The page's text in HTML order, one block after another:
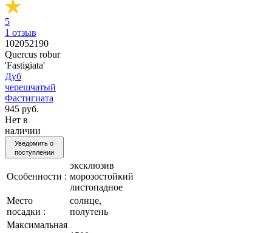
5
1 отзыв
102052190
Quercus robur
'Fastigiata'
Дуб
черешчатый
Фастигиата
945 руб.
Нет в
наличии
Уведомить о
поступлении
Особенности :
эксклюзив
морозостойкий
листопадное
Место
посадки :
солнце,
полутень
Максимальная